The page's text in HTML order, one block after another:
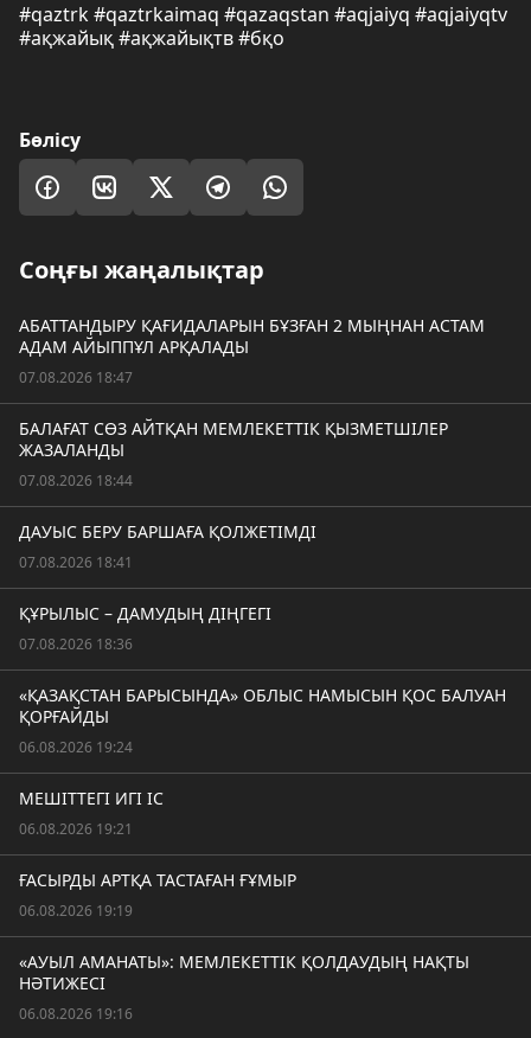
#qaztrk #qaztrkaimaq #qazaqstan #aqjaiyq #aqjaiyqtv
#ақжайық #ақжайықтв #бқо
Бөлісу
Соңғы жаңалықтар
АБАТТАНДЫРУ ҚАҒИДАЛАРЫН БҰЗҒАН 2 МЫҢНАН АСТАМ
АДАМ АЙЫППҰЛ АРҚАЛАДЫ
07.08.2026 18:47
БАЛАҒАТ СӨЗ АЙТҚАН МЕМЛЕКЕТТІК ҚЫЗМЕТШІЛЕР
ЖАЗАЛАНДЫ
07.08.2026 18:44
ДАУЫС БЕРУ БАРШАҒА ҚОЛЖЕТІМДІ
07.08.2026 18:41
ҚҰРЫЛЫС – ДАМУДЫҢ ДІҢГЕГІ
07.08.2026 18:36
«ҚАЗАҚСТАН БАРЫСЫНДА» ОБЛЫС НАМЫСЫН ҚОС БАЛУАН
ҚОРҒАЙДЫ
06.08.2026 19:24
МЕШІТТЕГІ ИГІ ІС
06.08.2026 19:21
ҒАСЫРДЫ АРТҚА ТАСТАҒАН ҒҰМЫР
06.08.2026 19:19
«АУЫЛ АМАНАТЫ»: МЕМЛЕКЕТТІК ҚОЛДАУДЫҢ НАҚТЫ
НӘТИЖЕСІ
06.08.2026 19:16